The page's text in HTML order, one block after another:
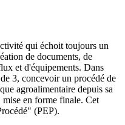
qui échoit toujours un
de documents, de
et d'équipements. Dans
3, concevoir un procédé de
agroalimentaire depuis sa
mise en forme finale. Cet
(PEP).